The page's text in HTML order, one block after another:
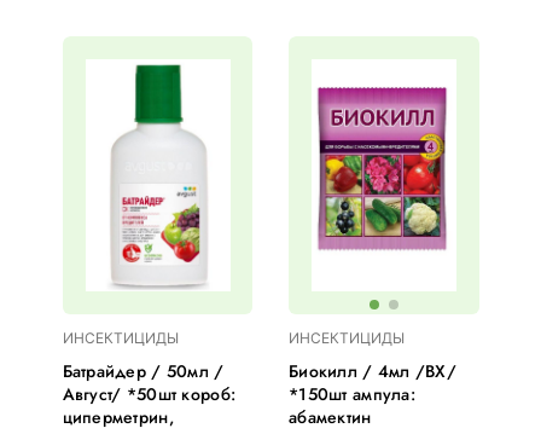
ИНСЕКТИЦИДЫ
Батрайдер / 50мл /
Август/ *50шт короб:
циперметрин,
ИНСЕКТИЦИДЫ
Биокилл / 4мл /ВХ/
*150шт ампула:
абамектин